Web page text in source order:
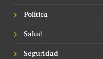
Política
Salud
Seguridad